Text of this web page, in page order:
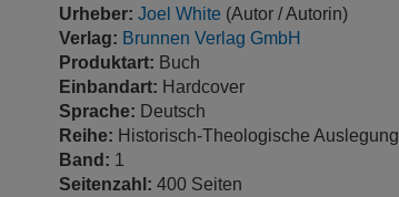
Urheber: Joel White (Autor / Autorin)
Verlag: Brunnen Verlag GmbH
Produktart: Buch
Einbandart: Hardcover
Sprache: Deutsch
Reihe: Historisch-Theologische Auslegung
Band: 1
Seitenzahl: 400 Seiten